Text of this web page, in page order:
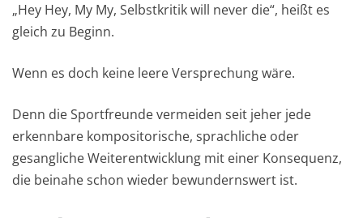
„Hey Hey, My My, Selbstkritik will never die“, heißt es
gleich zu Beginn.
Wenn es doch keine leere Versprechung wäre.
Denn die Sportfreunde vermeiden seit jeher jede
erkennbare kompositorische, sprachliche oder
gesangliche Weiterentwicklung mit einer Konsequenz,
die beinahe schon wieder bewundernswert ist.